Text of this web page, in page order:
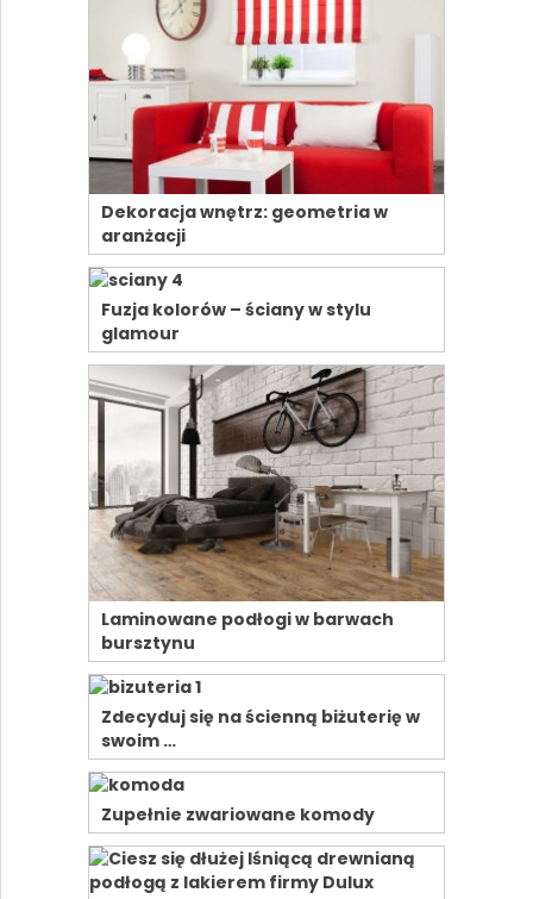
Dekoracja wnętrz: geometria w
aranżacji
Fuzja kolorów – ściany w stylu
glamour
Laminowane podłogi w barwach
bursztynu
Zdecyduj się na ścienną biżuterię w
swoim …
Zupełnie zwariowane komody